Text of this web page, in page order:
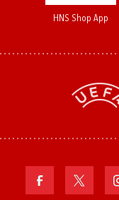
HNS Shop App